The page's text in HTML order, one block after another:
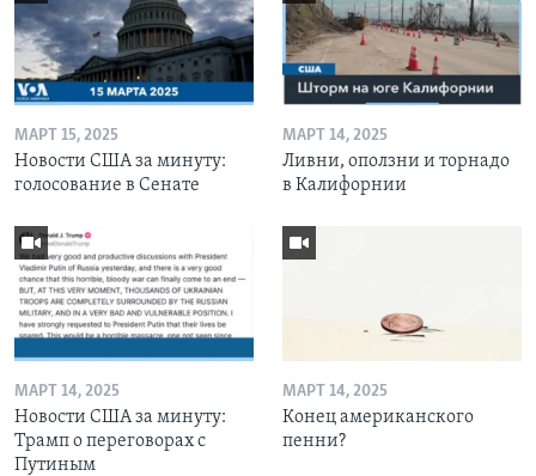
МАРТ 15, 2025
Новости США за минуту:
голосование в Сенате
МАРТ 14, 2025
Ливни, оползни и торнадо
в Калифорнии
МАРТ 14, 2025
Новости США за минуту:
Трамп о переговорах с
Путиным
МАРТ 14, 2025
Конец американского
пенни?